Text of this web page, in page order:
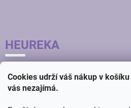
Cookies udrží váš nákup v
vás nezajímá.
HEUREKA